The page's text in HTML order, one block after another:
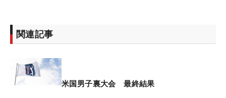
久常涼は「69」をマークし、トータル5アンダー・
37位タイ。金谷拓実は4つスコアを伸ばし、トータ
関連記事
米国男子裏大会 最終結果